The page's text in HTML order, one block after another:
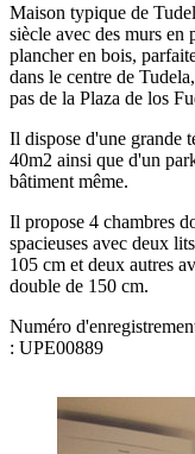
Maison typique de
siècle avec des murs en
plancher en bois,
dans le centre de
pas de la Plaza de los
Il dispose d'une grande
40m2 ainsi que d'un
bâtiment même.
Il propose 4 chambres
spacieuses avec deux
105 cm et deux autres
double de 150 cm.
Numéro
: UPE00889